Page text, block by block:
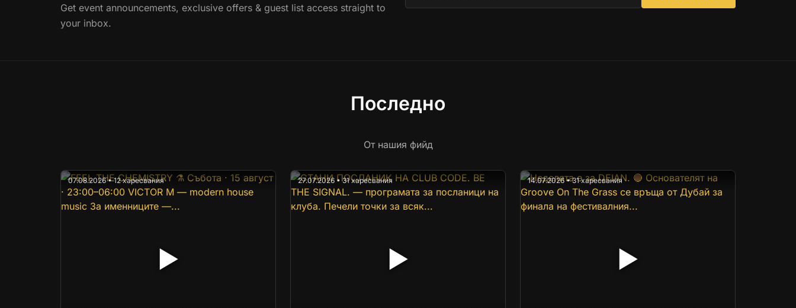
Get event announcements, exclusive offers & guest list access straight to
your inbox.
Последно
От нашия фийд
▶
07.08.2026 • 12 харесвания
▶
27.07.2026 • 31 харесвания
▶
14.07.2026 • 31 харесвания